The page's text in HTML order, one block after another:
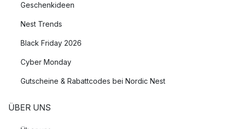
Geschenkideen
Nest Trends
Black Friday 2026
Cyber Monday
Gutscheine & Rabattcodes bei Nordic Nest
ÜBER UNS